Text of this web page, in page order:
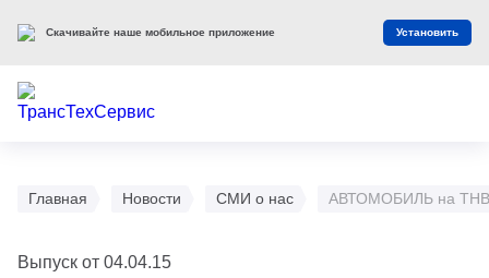
Главная Новости СМИ о нас АВТОМОБИЛЬ на ТНВ:
Выпуск от 04.04.15
Скачивайте наше мобильное приложение Установить